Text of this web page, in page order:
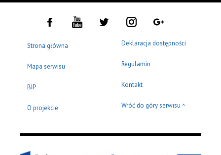
Strona główna
Mapa serwisu
BIP
O projekcie
Deklaracja dostępności
Regulamin
Kontakt
Wróć do góry serwisu ^